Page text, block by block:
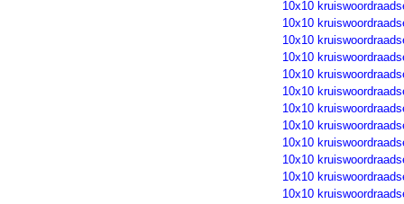
10x10
10x10
10x10
10x10
10x10
10x10
10x10
10x10
10x10
10x10
10x10
10x10